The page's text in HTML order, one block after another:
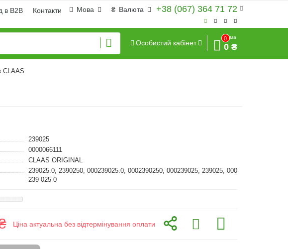
+38 (067) 364 71 72
₴ Валюта
Мова
в B2B Контакти
Особистий кабінет
0
Сума
0 ₴
CLAAS
239025
0000066111
CLAAS ORIGINAL
239025.0, 2390250, 000239025.0, 0002390250, 000239025, 239025, 000
239 025 0
Ціна актуальна без відтермінування оплати